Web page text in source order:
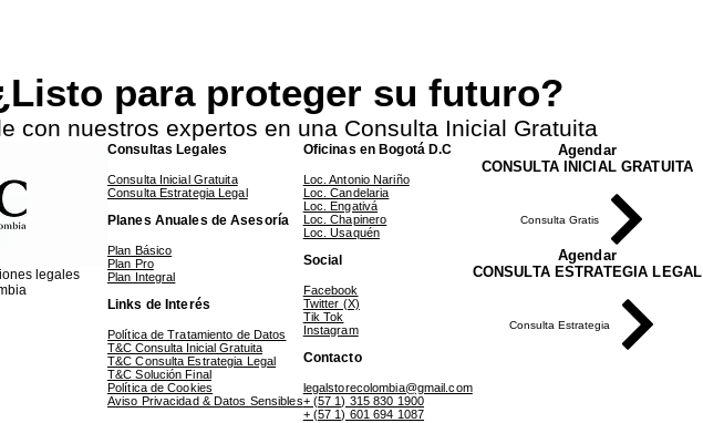
para proteger su futuro?
con nuestros expertos en una Consulta Inicial Gratuita
legales
Consultas Legales
Consulta Inicial Gratuita
Consulta Estrategia Legal
Planes Anuales de Asesoría
Plan Básico
Plan Pro
Plan Integral
Links de Interés
Política de Tratamiento de Datos
T&C Consulta Inicial Gratuita
T&C Consulta Estrategia Legal
T&C Solución Final
Política de Cookies
Aviso Privacidad & Datos Sensibles
Oficinas en Bogotá D.C
Loc. Antonio Nariño
Loc. Candelaria
Loc. Engativá
Loc. Chapinero
Loc. Usaquén
Social
Facebook
Twitter (X)
Tik Tok
Instagram
Contacto
legalstorecolombia@gmail.com
+ (57 1) 315 830 1900
+ (57 1) 601 694 1087
Agendar
CONSULTA INICIAL GRATUITA
Consulta Gratis
Agendar
CONSULTA ESTRATEGIA LEGAL
Consulta Estrategia